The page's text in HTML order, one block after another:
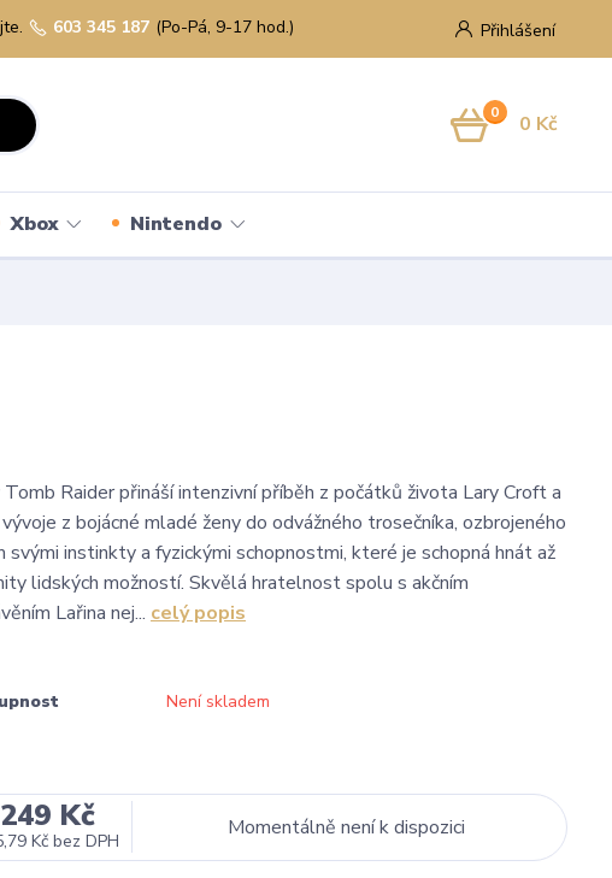
Přihlášení
603 345 187 (Po-Pá, 9-17 hod.)
0 0 Kč
Xbox Nintendo
Raider přináší intenzivní příběh z počátků života Lary Croft a
z bojácné mladé ženy do odvážného trosečníka, ozbrojeného
svými instinkty a fyzickými schopnostmi, které je schopná hnát až
lidských možností. Skvělá hratelnost spolu s akčním
Lařina nej... celý popis
Není skladem
249 Kč
Kč bez DPH
Momentálně není k dispozici